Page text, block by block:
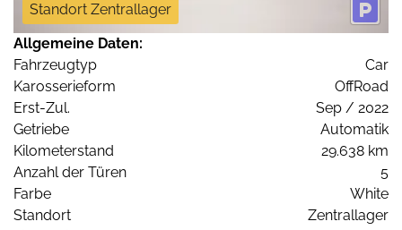
Standort Zentrallager
Allgemeine Daten:
Fahrzeugtyp
Car
Karosserieform
OffRoad
Erst-Zul.
Sep / 2022
Getriebe
Automatik
Kilometerstand
29.638 km
Anzahl der Türen
5
Farbe
White
Standort
Zentrallager